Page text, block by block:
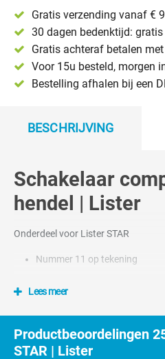
Gratis verzending vanaf €
30 dagen bedenktijd: gratis
Gratis achteraf betalen
Voor 15u besteld, morgen
Bestelling afhalen bij een
BESCHRIJVING
Schakelaar
hendel | Lister
Onderdeel voor Lister STAR
Nummer 11 op tekening
Lees meer
Productbeoordelingen
STAR | Lister